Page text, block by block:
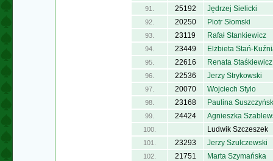
91. 25192 Jędrzej Sielicki
92. 20250 Piotr Słomski
93. 23119 Rafał Stankiewicz
94. 23449 Elżbieta Stań-
95. 22616 Renata Staśkiewicz
96. 22536 Jerzy Strykowski
97. 20070 Wojciech Stylo
98. 23168 Paulina
99. 24424 Agnieszka
100. Ludwik Szczeszek
101. 23293 Jerzy Szulczewski
102. 21751 Marta Szymańska